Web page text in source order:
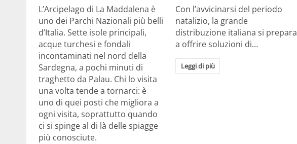
L’Arcipelago di La Maddalena è
uno dei Parchi Nazionali più belli
d’Italia. Sette isole principali,
acque turchesi e fondali
incontaminati nel nord della
Sardegna, a pochi minuti di
traghetto da Palau. Chi lo visita
una volta tende a tornarci: è
uno di quei posti che migliora a
ogni visita, soprattutto quando
ci si spinge al di là delle spiagge
più conosciute.
Con l’avvicinarsi del periodo
natalizio, la grande
distribuzione italiana si prepara
a offrire soluzioni di…
Leggi di più